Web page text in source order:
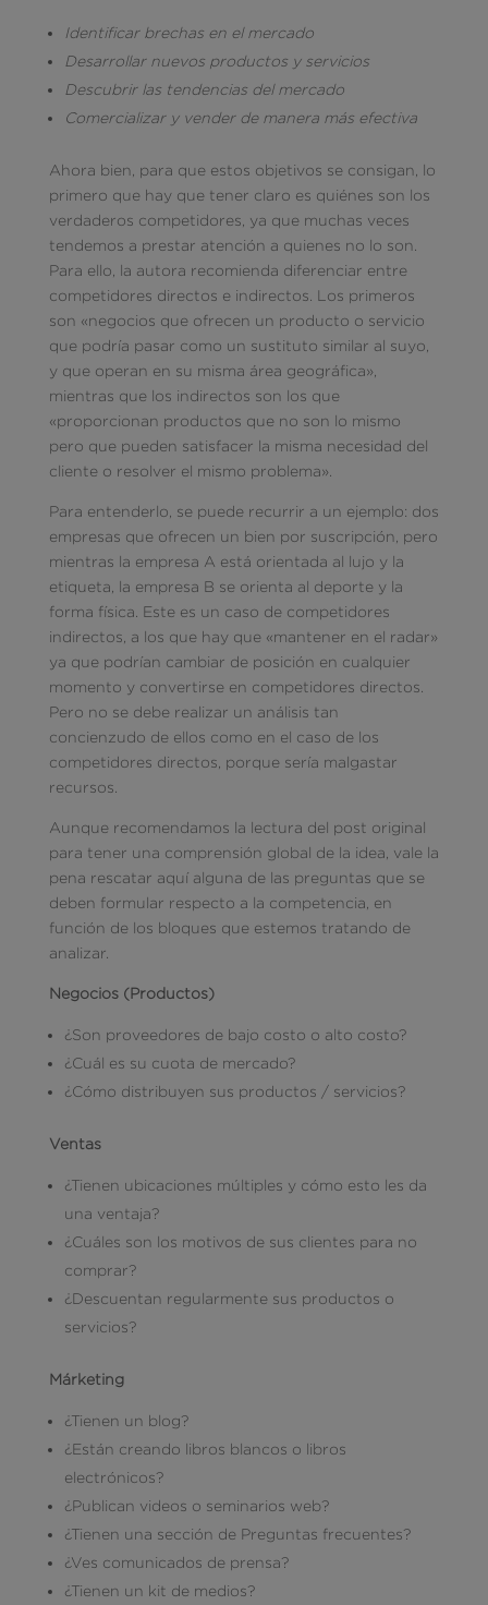
Identificar brechas en el mercado
Desarrollar nuevos productos y servicios
Descubrir las tendencias del mercado
Comercializar y vender de manera más efectiva
Ahora bien, para que estos objetivos se consigan, lo
primero que hay que tener claro es quiénes son los
verdaderos competidores, ya que muchas veces
tendemos a prestar atención a quienes no lo son.
Para ello, la autora recomienda diferenciar entre
competidores directos e indirectos. Los primeros
son «negocios que ofrecen un producto o servicio
que podría pasar como un sustituto similar al suyo,
y que operan en su misma área geográfica»,
mientras que los indirectos son los que
«proporcionan productos que no son lo mismo
pero que pueden satisfacer la misma necesidad del
cliente o resolver el mismo problema».
Para entenderlo, se puede recurrir a un ejemplo: dos
empresas que ofrecen un bien por suscripción, pero
mientras la empresa A está orientada al lujo y la
etiqueta, la empresa B se orienta al deporte y la
forma física. Este es un caso de competidores
indirectos, a los que hay que «mantener en el radar»
ya que podrían cambiar de posición en cualquier
momento y convertirse en competidores directos.
Pero no se debe realizar un análisis tan
concienzudo de ellos como en el caso de los
competidores directos, porque sería malgastar
recursos.
Aunque recomendamos la lectura del post original
para tener una comprensión global de la idea, vale la
pena rescatar aquí alguna de las preguntas que se
deben formular respecto a la competencia, en
función de los bloques que estemos tratando de
analizar.
Negocios (Productos)
¿Son proveedores de bajo costo o alto costo?
¿Cuál es su cuota de mercado?
¿Cómo distribuyen sus productos / servicios?
Ventas
¿Tienen ubicaciones múltiples y cómo esto les da
una ventaja?
¿Cuáles son los motivos de sus clientes para no
comprar?
¿Descuentan regularmente sus productos o
servicios?
Márketing
¿Tienen un blog?
¿Están creando libros blancos o libros
electrónicos?
¿Publican videos o seminarios web?
¿Tienen una sección de Preguntas frecuentes?
¿Ves comunicados de prensa?
¿Tienen un kit de medios?